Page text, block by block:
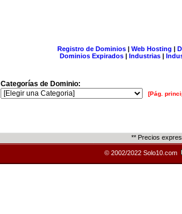
Registro de Dominios| Web Hosting |
Dominios Expirados | Industrias |
Categorías de Dominio:
[Pág.
** Precios
© 2002/2022 Solo10.com